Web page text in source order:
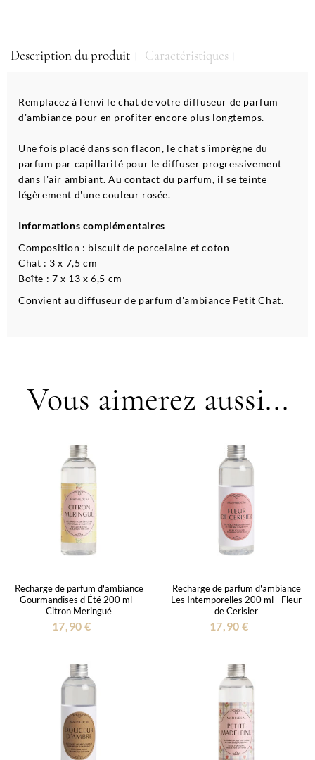
Description du produit Caractéristiques
Remplacez à l'envi le chat de votre diffuseur de parfum
d'ambiance pour en profiter encore plus longtemps.
Une fois placé dans son flacon, le chat s'imprègne du
parfum par capillarité pour le diffuser progressivement
dans l'air ambiant. Au contact du parfum, il se teinte
légèrement d'une couleur rosée.
Informations complémentaires
Composition : biscuit de porcelaine et coton
Chat : 3 x 7,5 cm
Boîte : 7 x 13 x 6,5 cm
Convient au diffuseur de parfum d'ambiance Petit Chat.
Vous aimerez aussi...
Recharge de parfum d'ambiance
Gourmandises d'Été 200 ml -
Citron Meringué
17,90 €
Recharge de parfum d'ambiance
Les Intemporelles 200 ml - Fleur
de Cerisier
17,90 €